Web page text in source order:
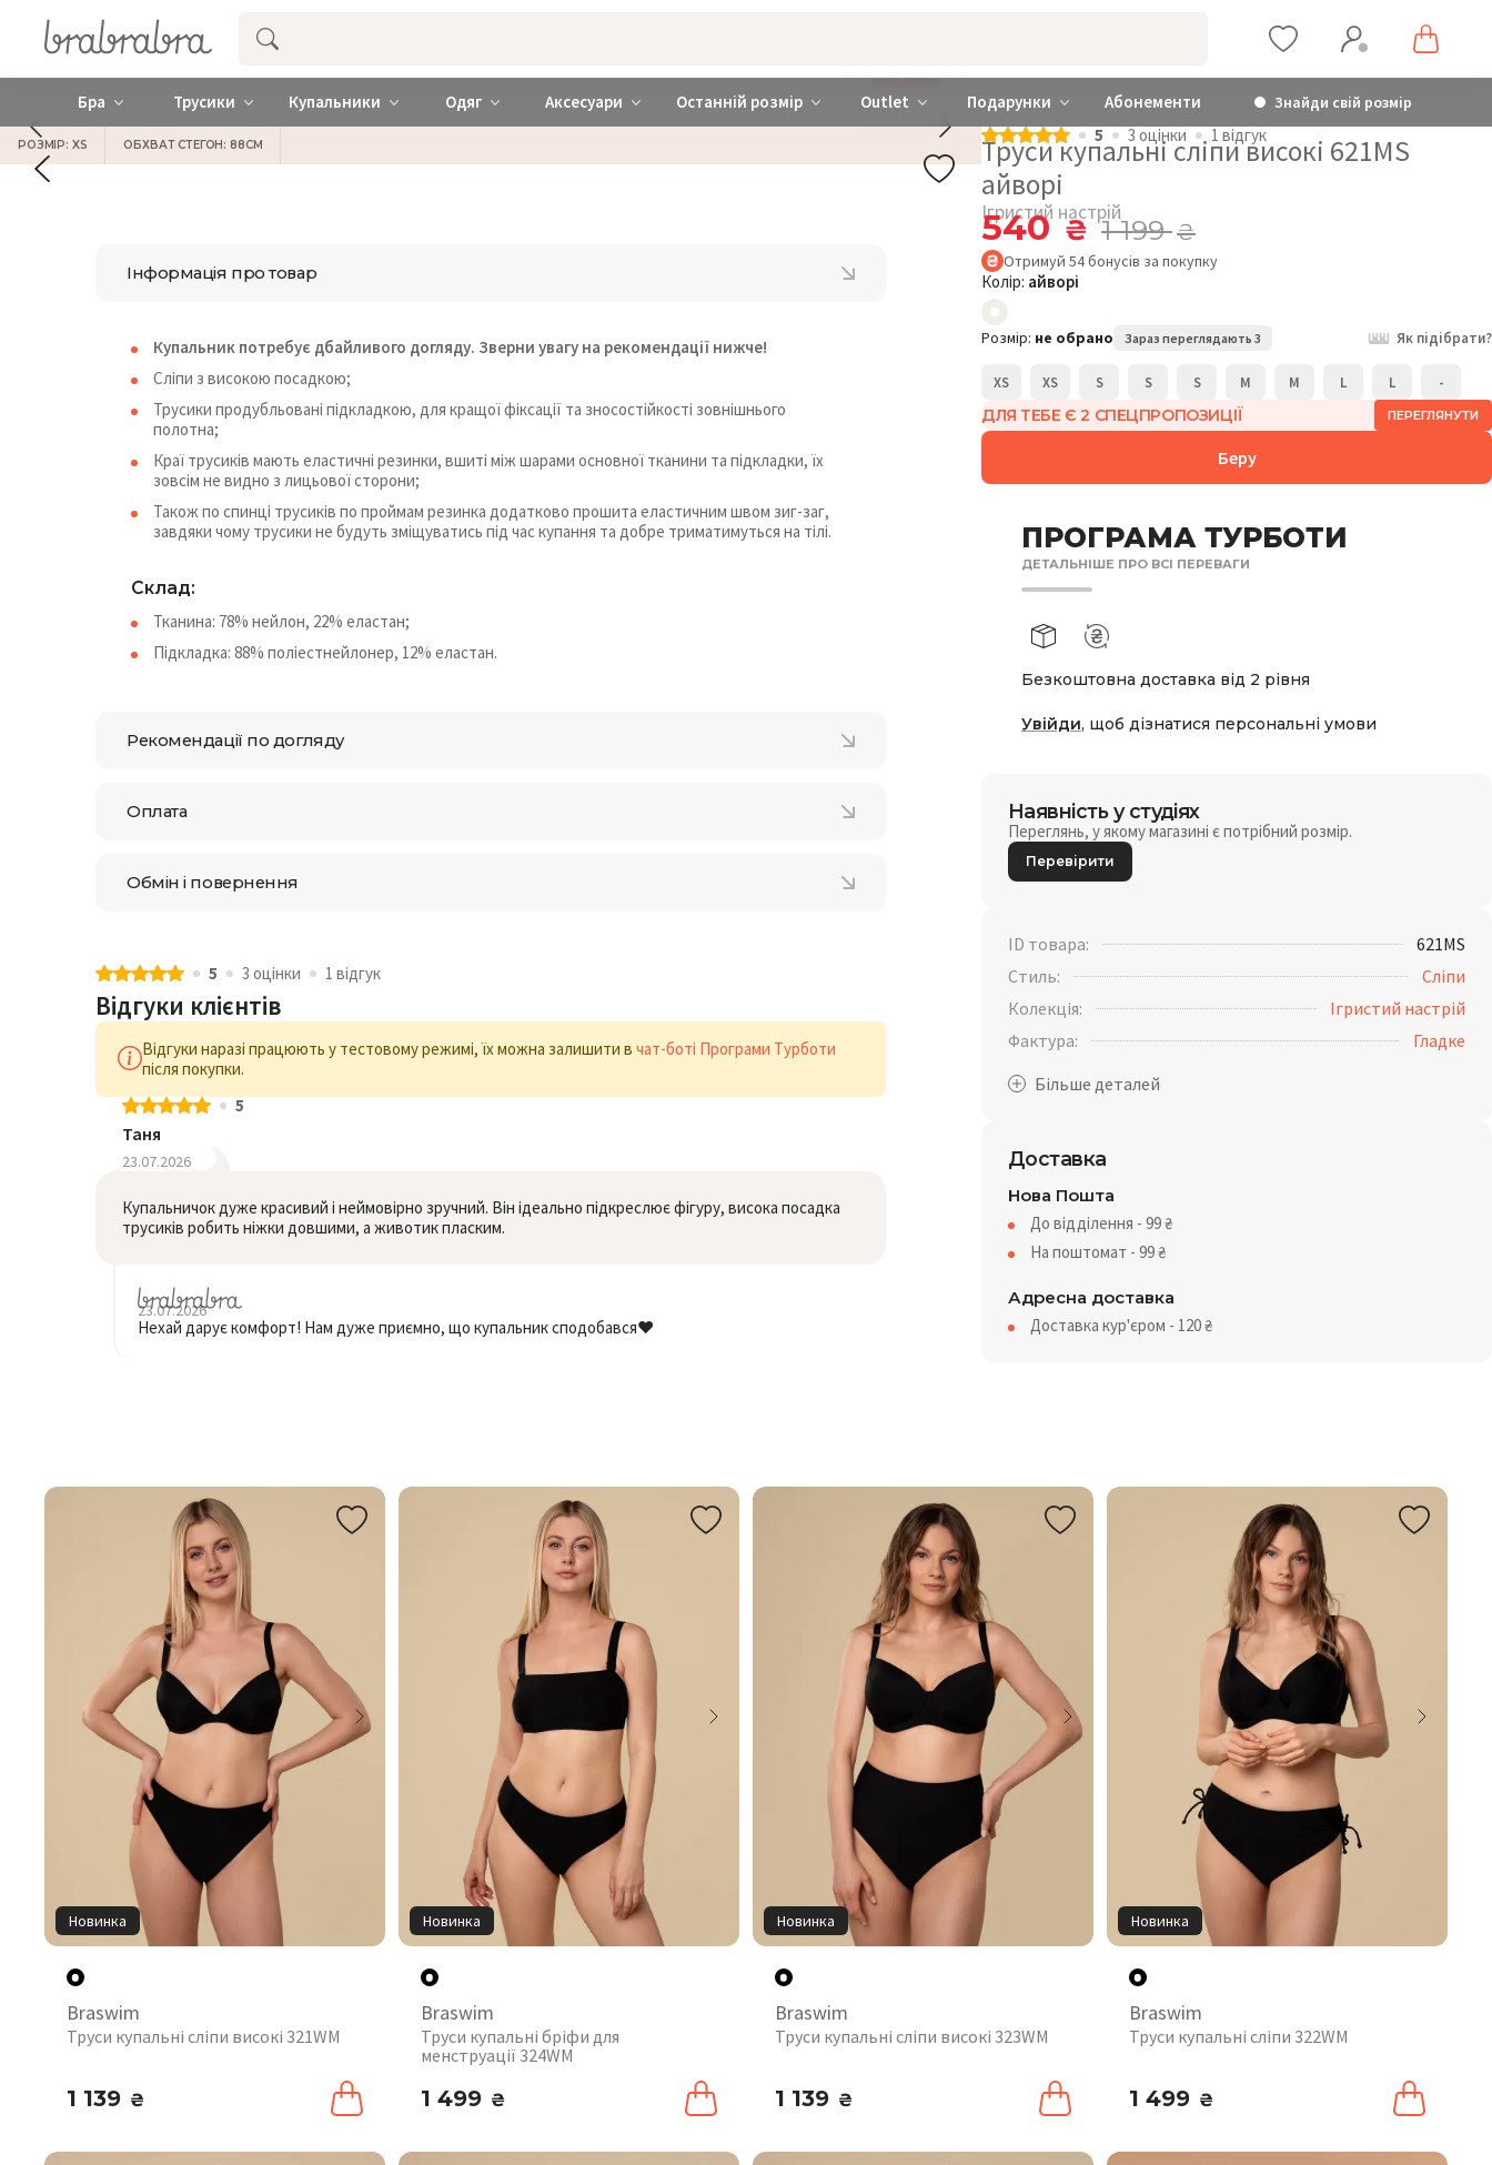
Купити нижню жіночу білизну ❤️ brabrabra ❤️ Київ та Україна
Бра Трусики Купальники Одяг Аксесуари Останній розмір Outlet Подарунки Абонементи Знайди свій розмір
ДОДАЙ БРА
РОЗМІР: XS ОБХВАТ СТЕГОН: 88СМ 5 3 оцiнки 1 відгук
Труси купальні сліпи високі 621MS
айворі
Ігристий настрій
540₴ 1 199₴
Отримуй 54бонусів за покупку
Колір: айворі
Розмір: не обрано Зараз переглядають 3 Як підібрати?
XS XS S S S M M L L -
ДЛЯ ТЕБЕ Є 2 СПЕЦПРОПОЗИЦІЇ ПЕРЕГЛЯНУТИ
Беру
ПРОГРАМА ТУРБОТИ
ДЕТАЛЬНІШЕ ПРО ВСІ ПЕРЕВАГИ
Безкоштовна доставка від 2 рівня
Увійди, щоб дізнатися персональні умови
Наявність у студіях
Переглянь, у якому магазині є потрібний розмір.
Перевірити
ID товара:
621MS
Стиль:
Сліпи
Колекція:
Ігристий настрій
Фактура:
Гладке
Доставка
Нова Пошта
До відділення - 99₴
На поштомат - 99₴
Адресна доставка
Доставка кур'єром - 120₴
Інформація про товар
Купальник потребує дбайливого догляду. Зверни увагу на рекомендації нижче!
Сліпи з високою посадкою;
Трусики продубльовані підкладкою, для кращої фіксації та зносостійкості зовнішнього
полотна;
Краї трусиків мають еластичні резинки, вшиті між шарами основної тканини та підкладки, їх
зовсім не видно з лицьової сторони;
Також по спинці трусиків по проймам резинка додатково прошита еластичним швом зиг-заг,
завдяки чому трусики не будуть зміщуватись під час купання та добре триматимуться на тілі.
Склад:
Тканина: 78% нейлон, 22% еластан;
Підкладка: 88% поліестнейлонер, 12% еластан.
Рекомендації по догляду
Оплата
Обмін і повернення
5 3 оцiнки 1 відгук
Відгуки клієнтів
Відгуки наразі працюють у тестовому режимі, їх можна залишити в чат-боті Програми Турботи
після покупки.
5
Таня
23.07.2026
Купальничок дуже красивий і неймовірно зручний. Він ідеально підкреслює фігуру, висока посадка
трусиків робить ніжки довшими, а животик пласким.
23.07.2026
Нехай дарує комфорт! Нам дуже приємно, що купальник сподобався❤️
Новинка
Braswim
Труси купальні сліпи високі 321WM
1 139 ₴
Новинка
Braswim
Труси купальні бріфи для
менструації 324WM
1 499 ₴
Новинка
Braswim
Труси купальні сліпи високі 323WM
1 139 ₴
Новинка
Braswim
Труси купальні сліпи 322WM
1 499 ₴